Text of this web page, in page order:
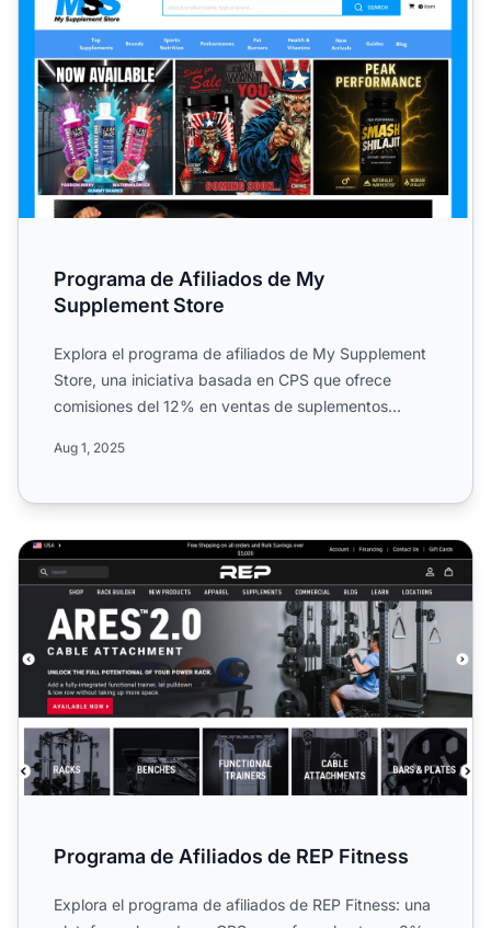
Programa de Afiliados de My
Supplement Store
Explora el programa de afiliados de My Supplement
Store, una iniciativa basada en CPS que ofrece
comisiones del 12% en ventas de suplementos
Aug 1, 2025
Programa de Afiliados de REP Fitness
Programa de Afiliados de REP Fitness
Explora el programa de afiliados de REP Fitness: una